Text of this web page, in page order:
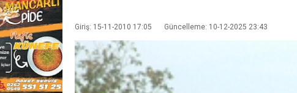
Giriş: 15-11-2010 17:05 Güncelleme: 10-12-2025 23:43